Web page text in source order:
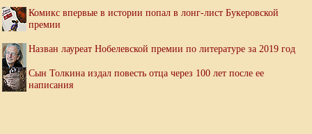
Комикс впервые в истории попал в лонг-лист Букеровской
премии
Назван лауреат Нобелевской премии по литературе за 2019 год
Сын Толкина издал повесть отца через 100 лет после ее
написания